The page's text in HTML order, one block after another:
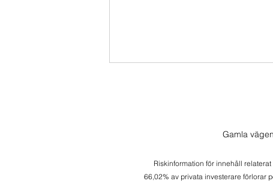
Söndagssnack 2026-08-03
Gamla
Riskinformation för innehåll
66,02% av privata investerare förlorar